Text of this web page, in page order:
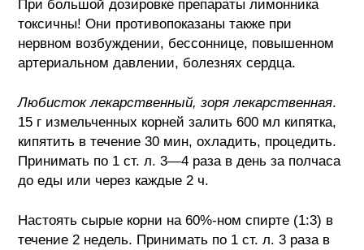
При большой дозировке препараты лимонника
токсичны! Они противопоказаны также при
нервном возбуждении, бессоннице, повышенном
артериальном давлении, болезнях сердца.
Любисток лекарственный, зоря лекарственная.
15 г измельченных корней залить 600 мл кипятка,
кипятить в течение 30 мин, охладить, процедить.
Принимать по 1 ст. л. 3—4 раза в день за полчаса
до еды или через каждые 2 ч.
Настоять сырые корни на 60%-ном спирте (1:3) в
течение 2 недель. Принимать по 1 ст. л. 3 раза в